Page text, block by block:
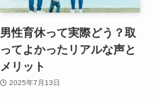
男性育休って実際どう？取
ってよかったリアルな声と
メリット
2025年7月13日